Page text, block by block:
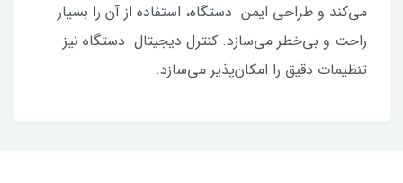
می‌کند و طراحی ایمن دستگاه، استفاده از آن را بسیار
راحت و بی‌خطر می‌سازد. کنترل دیجیتال دستگاه نیز
تنظیمات دقیق را امکان‌پذیر می‌سازد.